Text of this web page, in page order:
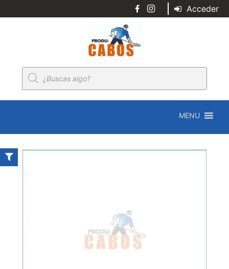
Acceder
Búsqueda
de
productos
MENU